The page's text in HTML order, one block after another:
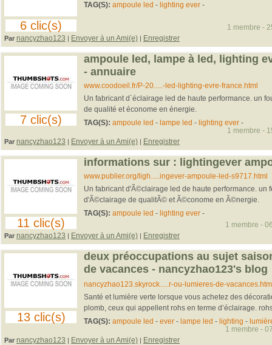
6 clic(s)
TAG(S): ampoule led - lighting ever-
Par nancyzhao123 | Envoyer à un Ami(e) | Enregistrer
1 membre -
7 clic(s)
ampoule led, lampe à led, lighting
- annuaire
www.coodoeil.fr/P-20.....-led-lighting-evre-france.html
Un fabricant d´éclairage led de haute performance. un
de qualité et économe en énergie.
TAG(S): ampoule led - lampe led - lighting ever-
Par nancyzhao123 | Envoyer à un Ami(e) | Enregistrer
1 membre -
11 clic(s)
informations sur : lightingever
www.publier.org/ligh.....ingever-ampoule-led-s9717.html
Un fabricant d'Ã©clairage led de haute performance. un
d'Ã©clairage de qualitÃ© et Ã©conome en Ã©nergie.
TAG(S): ampoule led - lighting ever-
Par nancyzhao123 | Envoyer à un Ami(e) | Enregistrer
1 membre -
13 clic(s)
deux préoccupations au sujet
de vacances - nancyzhao123's blog
nancyzhao123.skyrock.....r-ou-lumieres-de-
Santé et lumière verte lorsque vous achetez des
plomb, ceux qui appellent rohs en terme d’éclairage.
TAG(S): ampoule led - ever- lampe led - lighting -
Par nancyzhao123 | Envoyer à un Ami(e) | Enregistrer
1 membre -